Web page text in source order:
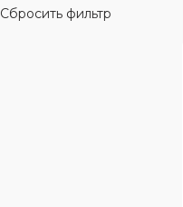
Сбросить фильтр